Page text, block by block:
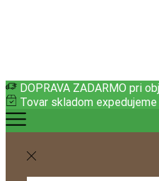
DOPRAVA ZADARMO pri
Tovar skladom